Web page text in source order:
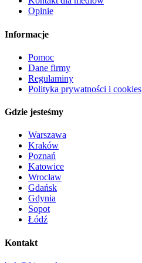
Opinie
Informacje
Pomoc
Dane firmy
Regulaminy
Polityka prywatności i cookies
Gdzie jesteśmy
Warszawa
Kraków
Poznań
Katowice
Wrocław
Gdańsk
Gdynia
Sopot
Łódź
Kontakt